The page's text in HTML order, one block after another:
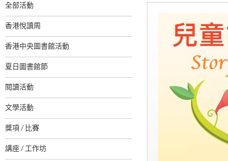
全部活動
香港悅讀周
香港中央圖書館活動
夏日圖書館節
閱讀活動
文學活動
獎項 / 比賽
講座 / 工作坊